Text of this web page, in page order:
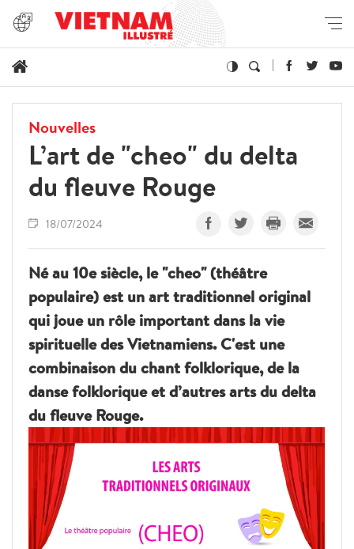
Nouvelles
L’art de "cheo" du delta
du fleuve Rouge
18/07/2024
Né au 10e siècle, le "cheo" (théâtre
populaire) est un art traditionnel original
qui joue un rôle important dans la vie
spirituelle des Vietnamiens. C'est une
combinaison du chant folklorique, de la
danse folklorique et d’autres arts du delta
du fleuve Rouge.